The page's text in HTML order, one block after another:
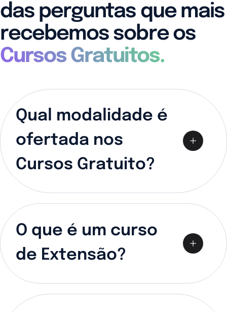
das perguntas que mais
recebemos sobre os
Cursos Gratuitos.
Qual modalidade é
ofertada nos
Cursos Gratuito?
O que é um curso
de Extensão?